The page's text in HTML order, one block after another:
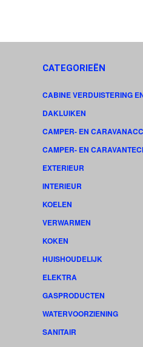
CATEGORIEËN
CABINE VERDUISTERING
DAKLUIKEN
CAMPER- EN
CAMPER- EN
EXTERIEUR
INTERIEUR
KOELEN
VERWARMEN
KOKEN
HUISHOUDELIJK
ELEKTRA
GASPRODUCTEN
WATERVOORZIENING
SANITAIR